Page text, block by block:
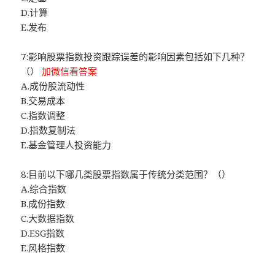
D.计算
E.发布
7:影响股票指数投资跟踪误差的影响因素包括如下几种？
（）加微信看答案
A.成份股流动性
B.交易成本
C.指数调整
D.指数复制法
E.基金管理人投资能力
8:目前以下哪几类股票指数属于传统分类范围？（）
A.综合指数
B.成份指数
C.大数据指数
D.ESG指数
E.风格指数